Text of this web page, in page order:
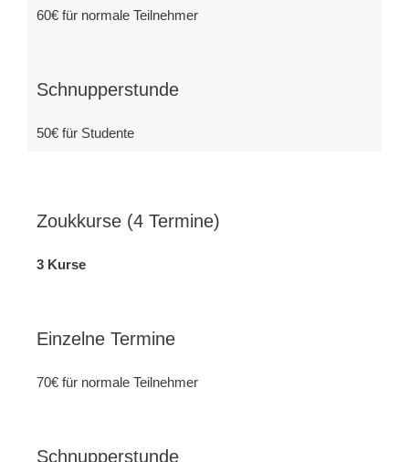
60€ für normale Teilnehmer
Schnupperstunde
50€ für Studente
Zoukkurse (4 Termine)
3 Kurse
Einzelne Termine
70€ für normale Teilnehmer
Schnupperstunde